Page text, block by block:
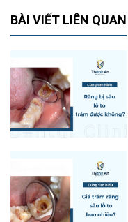
BÀI VIẾT LIÊN QUAN